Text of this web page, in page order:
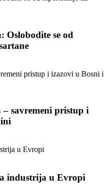
Oslobodite se od
savremeni pristup i
industrija u Evropi